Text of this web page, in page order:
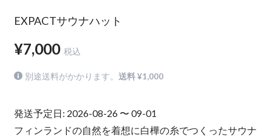
EXPACTサウナハット
¥7,000 税込
別途送料がかかります。送料 ¥1,000
発送予定日: 2026-08-26 〜 09-01
フィンランドの自然を着想に白樺の糸でつくったサウナ